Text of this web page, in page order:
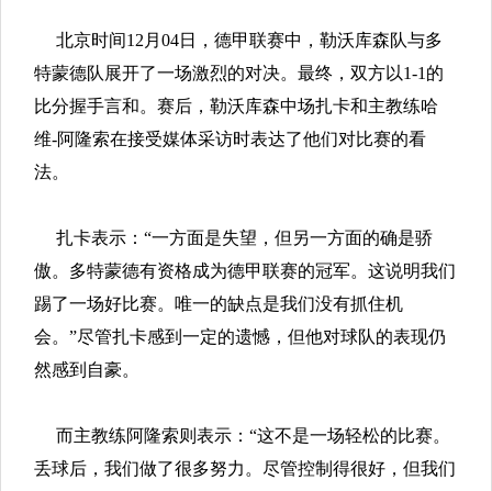
北京时间12月04日，德甲联赛中，勒沃库森队与多
特蒙德队展开了一场激烈的对决。最终，双方以1-1的
比分握手言和。赛后，勒沃库森中场扎卡和主教练哈
维-阿隆索在接受媒体采访时表达了他们对比赛的看
法。
扎卡表示：“一方面是失望，但另一方面的确是骄
傲。多特蒙德有资格成为德甲联赛的冠军。这说明我们
踢了一场好比赛。唯一的缺点是我们没有抓住机
会。”尽管扎卡感到一定的遗憾，但他对球队的表现仍
然感到自豪。
而主教练阿隆索则表示：“这不是一场轻松的比赛。
丢球后，我们做了很多努力。尽管控制得很好，但我们